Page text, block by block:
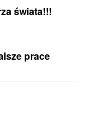
świata!!!
prace